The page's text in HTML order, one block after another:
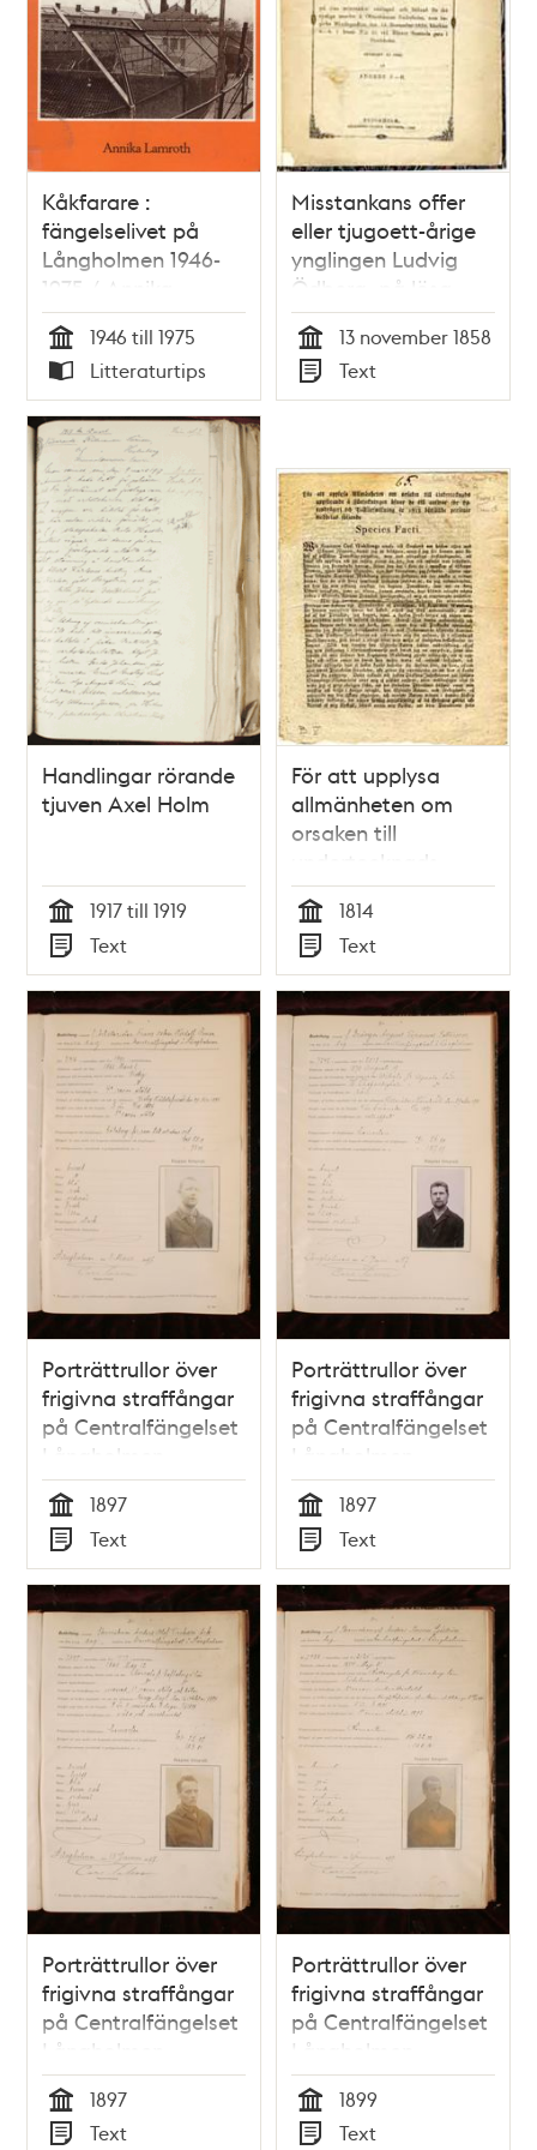
Kåkfarare :
fängelselivet på
Långholmen 1946-
1975 / Annika
Lamroth
Tid
1946 till 1975
Typ
Litteraturtips
Misstankans offer
eller tjugoett-årige
ynglingen Ludvig
Ödberg, på lösa
misstankar ...
Tid
13 november 1858
Typ
Text
Handlingar rörande
tjuven Axel Holm
Tid
1917 till 1919
Typ
Text
För att upplysa
allmänheten om
orsaken till
undertecknads
uppförande å
förteckningen öfwer
de till answar för
lurendrägeri och
tullförsnillning år
1813 bötfällde
personer meddelas
följande species
facti [.]
(Rubr.)/(Zacharias
Fagerlund.) :
(Stockholm
Tid
1814
Typ
Text
Porträttrullor över
frigivna straffångar
på Centralfängelset
Långholmen
Tid
1897
Typ
Text
Porträttrullor över
frigivna straffångar
på Centralfängelset
Långholmen
Tid
1897
Typ
Text
Porträttrullor över
frigivna straffångar
på Centralfängelset
Långholmen
Tid
1897
Text
Porträttrullor över
frigivna straffångar
på Centralfängelset
Långholmen
Tid
1899
Text